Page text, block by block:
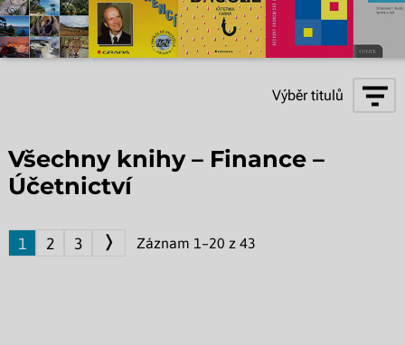
Výběr titulů
Všechny knihy – Finance –
Účetnictví
1 2 3 ❭ Záznam 1–20 z 43